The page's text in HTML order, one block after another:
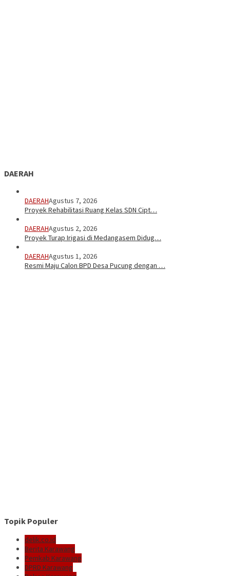
DAERAH
DAERAHAgustus 7, 2026
Proyek Rehabilitasi Ruang Kelas SDN Cipt…
DAERAHAgustus 2, 2026
Proyek Turap Irigasi di Medangasem Didug…
DAERAHAgustus 1, 2026
Resmi Maju Calon BPD Desa Pucung dengan …
Topik Populer
delik.co.id
Berita Karawang
Pemkab Karawang
DPRD Karawang